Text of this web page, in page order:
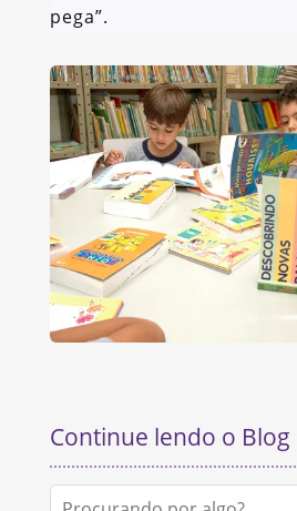
pega”.
Continue lendo o Blog